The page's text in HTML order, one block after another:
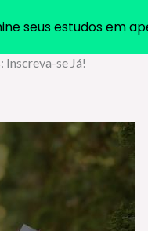
Inscreva-se Já!
seus estudos em